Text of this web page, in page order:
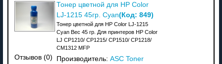
Отзывов (0)
Тонер цветной для HP Color
LJ-1215 45гр. Cyan(Код: 849)
Тонер цветной для HP Color LJ-1215
Cyan Вес 45 гр. Для принтеров HP Color
LJ CP1210/ CP1215/ CP1510/ CP1218/
CM1312 MFP
Производитель: ASC Toner